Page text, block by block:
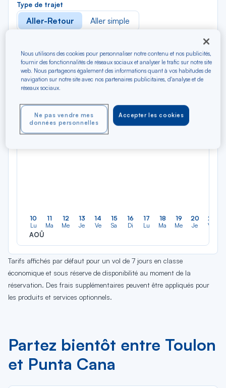
Type de trajet
Aller-Retour Aller simple
Vider
Précédent
AOÛ 2026
N/A*
10
Lu
AOÛ
11
Ma
12
Me
13
Je
14
Ve
15
Sa
16
Di
17
Lu
18
Ma
19
Me
20
Je
21
Ve
Tarifs affichés par défaut pour un vol de 7 jours en classe
économique et sous réserve de disponibilité au moment de la
réservation. Des frais supplémentaires peuvent être appliqués pour
les produits et services optionnels.
Partez bientôt entre Toulon
et Punta Cana
Nous utilisons des cookies pour personnaliser notre contenu et nos publicités,
fournir des fonctionnalités de réseaux sociaux et analyser le trafic sur notre site
web. Nous partageons également des informations quant à vos habitudes de
navigation sur notre site avec nos partenaires publicitaires, d'analyse et de
réseaux sociaux.
Accepter les cookies
Ne pas vendre mes
données personnelles